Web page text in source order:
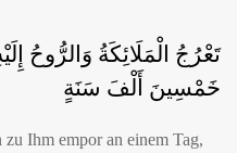
تَعْرُجُ الْمَلَائِكَةُ وَالرُّوحُ
خَمْسِينَ أَلْفَ سَنَةٍ
Ihm empor an einem Tag,